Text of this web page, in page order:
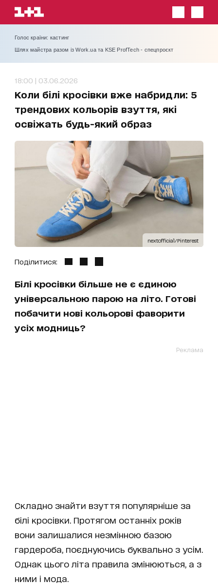
Голос країни: кастинг
Шлях майстра разом із Work.ua та KSE ProfTech - спецпроєкт
18:00 | 03.06.2026
Коли білі кросівки вже набридли: 5
трендових кольорів взуття, які
освіжать будь-який образ
nextofficial/Pinterest
Поділитися:
Білі кросівки більше не є єдиною
універсальною парою на літо. Готові
побачити нові кольорові фаворити
усіх модниць?
Реклама
Складно знайти взуття популярніше за
білі кросівки. Протягом останніх років
вони залишалися незмінною базою
гардероба, поєднуючись буквально з усім.
Однак цього літа правила змінюються, а з
ними і мода.